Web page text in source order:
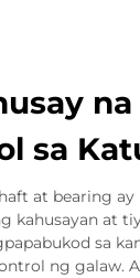
sa
at bearing ay
kahusayan at
sa
ng galaw.